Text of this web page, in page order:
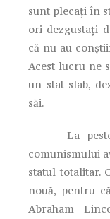
sunt plecaţi în
ori dezgustaţi
că nu au
Acest lucru ne
un stat slab,
săi.
La peste
comunismului
statul totalitar.
nouă, pentru
Abraham